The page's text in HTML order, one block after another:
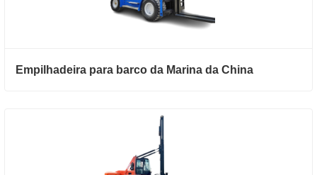
Empilhadeira para barco da Marina da China